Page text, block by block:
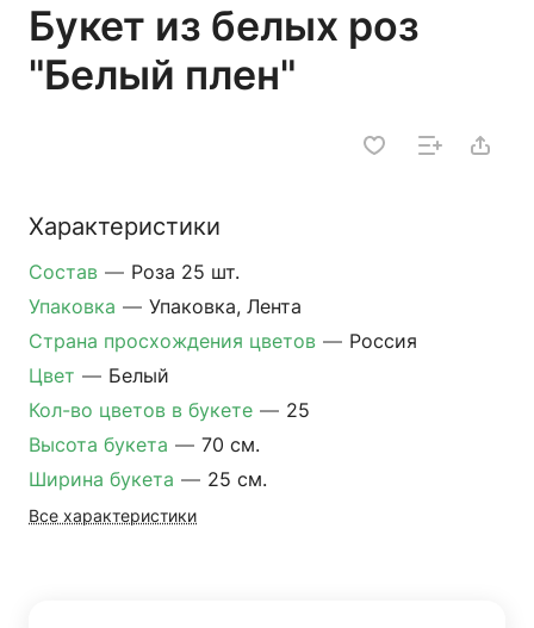
Букет из белых роз
"Белый плен"
Характеристики
Состав — Роза 25 шт.
Упаковка — Упаковка, Лента
Страна просхождения цветов — Россия
Цвет — Белый
Кол-во цветов в букете — 25
Высота букета — 70 см.
Ширина букета — 25 см.
Все характеристики